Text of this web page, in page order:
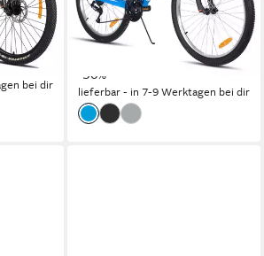
bei dir
150 kg Zul. Gesamtgewicht
ab 229,99 €
329,99 €
mtl. in 12 Raten
-30%
lieferbar - in 7-9 Werktagen bei dir